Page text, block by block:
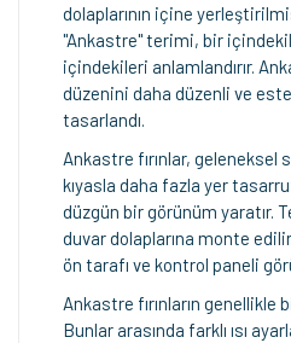
dolaplarının içine
"Ankastre" terimi, bir
içindekileri anlamlandırır.
düzenini daha düzenli ve
tasarlandı.
Ankastre fırınlar, geleneksel
kıyasla daha fazla yer
düzgün bir görünüm yaratır.
duvar dolaplarına monte
ön tarafı ve kontrol paneli
Ankastre fırınların genellikle
Bunlar arasında farklı ısı